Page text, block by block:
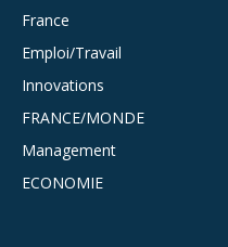
France
Emploi/Travail
Innovations
FRANCE/MONDE
Management
ECONOMIE